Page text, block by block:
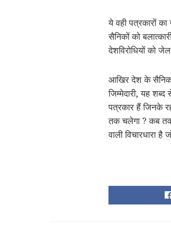
ये वही पत्रकारों
सैनिकों को
देशविरोधियों को
आखिर देश के सैनिक के
जिम्मेदारी, यह
पत्रकार हैं जिनके
तक चलेगा ? कब तक
वाली विचारधारा